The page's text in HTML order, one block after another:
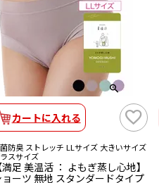
カートに入れる
防臭 ストレッチ LLサイズ 大きいサイズ
スサイズ
満足 美温活 ： よもぎ蒸し心地】
ョーツ 無地 スタンダードタイプ